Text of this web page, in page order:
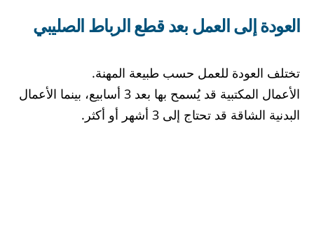
العودة إلى العمل بعد قطع الرباط الصليبي
تختلف العودة للعمل حسب طبيعة المهنة.
الأعمال المكتبية قد يُسمح بها بعد 3 أسابيع، بينما الأعمال
البدنية الشاقة قد تحتاج إلى 3 أشهر أو أكثر.